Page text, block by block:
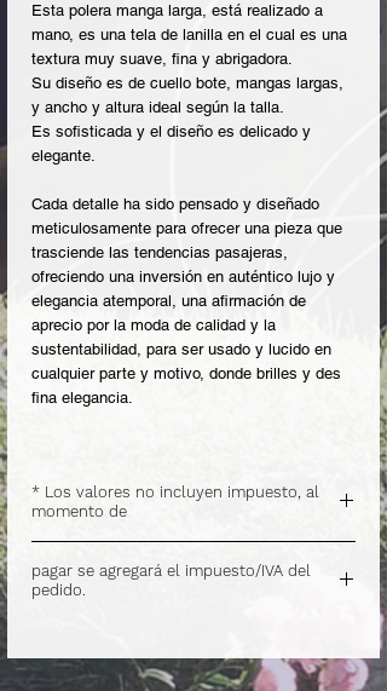
Esta polera manga larga, está realizado a
mano, es una tela de lanilla en el cual es una
textura muy suave, fina y abrigadora.
Su diseño es de cuello bote, mangas largas,
y ancho y altura ideal según la talla.
Es sofisticada y el diseño es delicado y
elegante.
Cada detalle ha sido pensado y diseñado
meticulosamente para ofrecer una pieza que
trasciende las tendencias pasajeras,
ofreciendo una inversión en auténtico lujo y
elegancia atemporal, una afirmación de
aprecio por la moda de calidad y la
sustentabilidad, para ser usado y lucido en
cualquier parte y motivo, donde brilles y des
fina elegancia.
* Los valores no incluyen impuesto, al
momento de
pagar se agregará el impuesto/IVA del
pedido.